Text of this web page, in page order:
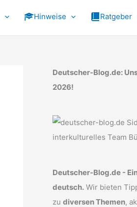
Hinweise Ratgeber
Deutscher-Blog.de:
2026!
Deutscher-Blog.de -
deutsch. Wir bieten
zu diversen Themen,